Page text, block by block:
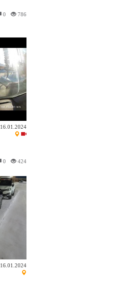
786
0
16.01.2024
424
0
16.01.2024